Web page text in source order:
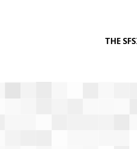
DE L'INFORMATION & DE LA
Française des Sciences de
THE